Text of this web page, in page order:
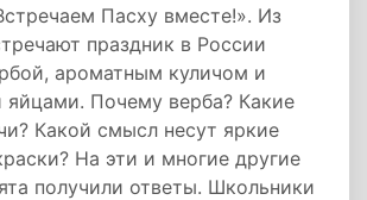
Пасху вместе!». Из
праздник в России
ароматным куличом и
яйцами. Почему верба? Какие
Какой смысл несут яркие
На эти и многие другие
получили ответы. Школьники